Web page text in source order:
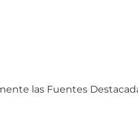
las Fuentes